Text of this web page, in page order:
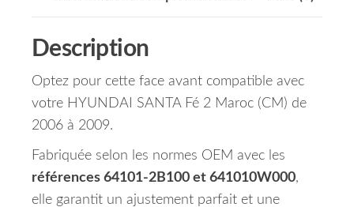
Description
Optez pour cette face avant compatible avec
votre HYUNDAI SANTA Fé 2 Maroc (CM) de
2006 à 2009.
Fabriquée selon les normes OEM avec les
références 64101-2B100 et 641010W000,
elle garantit un ajustement parfait et une